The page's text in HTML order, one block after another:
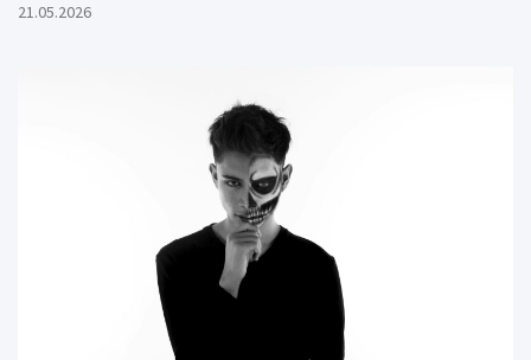
21.05.2026